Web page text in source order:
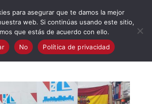
para asegurar que te damos la mejor
web. Si continúas usando este sitio,
que estás de acuerdo con ello.
No Política de privacidad